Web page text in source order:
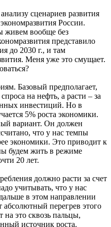
сценариев развития
России.
живем вообще без
представило
до 2030 г., и там
Меня уже это смущает.
Базовый предполагает,
на нефть, а расти – за
инвестиций. Но в
5% роста экономики.
вариант. Он должен
что у нас темпы
экономики. Это приводит к
будем жить в режиме
20 лет.
должно расти за счет
учитывать, что у нас
в этом направлении
абсолютный перегрев этого
на это сквозь пальцы,
источник роста.